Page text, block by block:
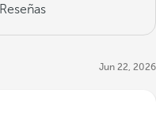
Reseñas
Jun 22, 2026